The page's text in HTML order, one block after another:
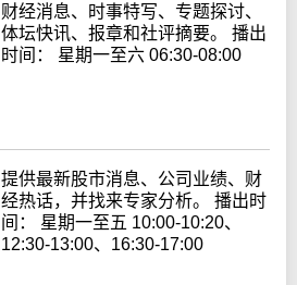
财经消息、时事特写、专题探讨、
体坛快讯、报章和社评摘要。 播出
时间： 星期一至六 06:30-08:00
提供最新股市消息、公司业绩、财
经热话，并找来专家分析。 播出时
间： 星期一至五 10:00-10:20、
12:30-13:00、16:30-17:00